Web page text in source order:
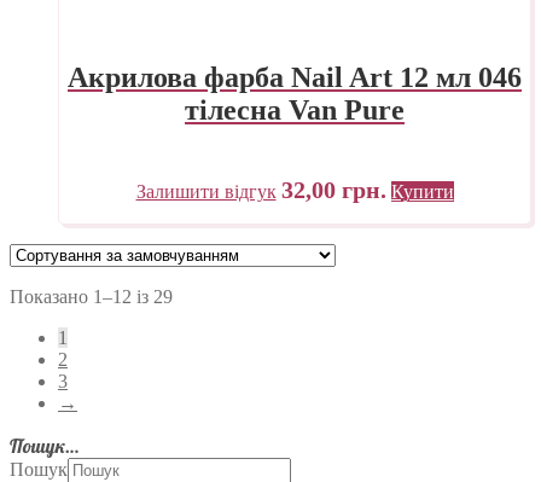
Акрилова фарба Nail Art 12 мл 046
тілесна Van Pure
Залишити відгук 32,00 грн. Купити
Показано 1–12 із 29
1
2
3
→
Пошук…
Пошук